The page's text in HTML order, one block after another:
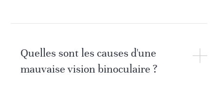
Quelles sont les causes d'une
mauvaise vision binoculaire ?